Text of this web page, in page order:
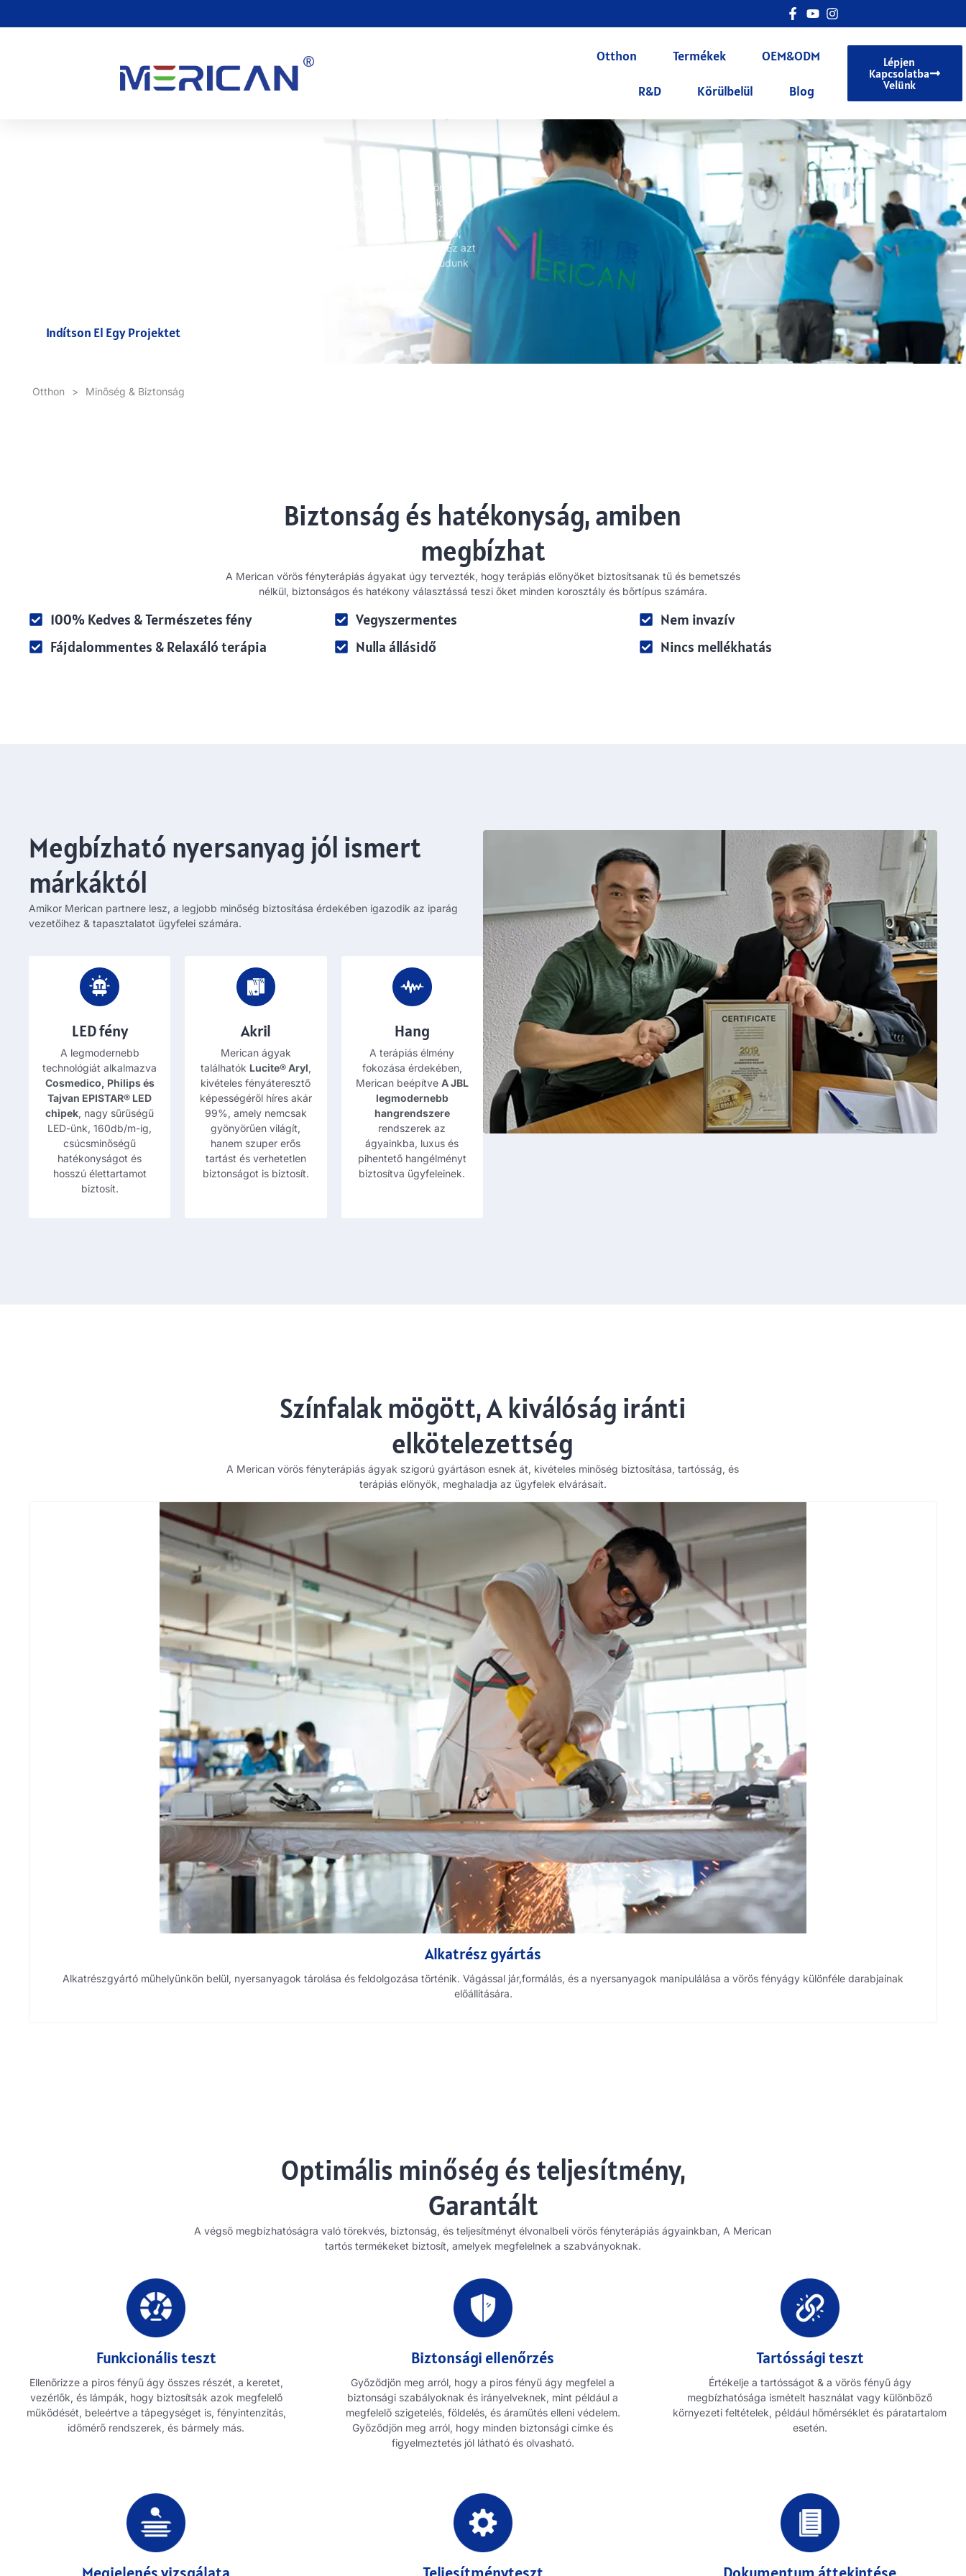
Otthon Termékek OEM&ODM
R&D Körülbelül Blog
Lépjen
Kapcsolatba
Velünk
A Merican elkötelezett a kiváló termékek kínálatában. Berendezéseinket sokszor ellenőrizzük és
teszteljük, hogy megbizonyosodjunk arról, hogy megfelelnek az iparági szabványoknak.
Termékeink ISO9001 és ISO13485 minőségirányítási rendszer tanúsítványt is kaptak. Ezek a
tanúsítványok azt mutatják, hogy az American Medical termékfejlesztési minőségirányítása,
gyártás, és a szolgáltatási folyamatok megfelelnek a fejlett nemzetközi szabványoknak. Ez azt
jelenti, hogy biztonságosabb és megbízhatóbb orvosi eszközöket és szolgáltatásokat tudunk
Indítson El Egy Projektet
Otthon > Minőség & Biztonság
Biztonság és hatékonyság, amiben
megbízhat
A Merican vörös fényterápiás ágyakat úgy tervezték, hogy terápiás előnyöket biztosítsanak tű és bemetszés
nélkül, biztonságos és hatékony választássá teszi őket minden korosztály és bőrtípus számára.
100% Kedves & Természetes fény
Fájdalommentes & Relaxáló terápia
Vegyszermentes
Nulla állásidő
Nem invazív
Nincs mellékhatás
Megbízható nyersanyag jól ismert
márkáktól
Amikor Merican partnere lesz, a legjobb minőség biztosítása érdekében igazodik az iparág
vezetőihez & tapasztalatot ügyfelei számára.
LED fény
A legmodernebb
technológiát alkalmazva
Cosmedico, Philips és
Tajvan EPISTAR® LED
chipek, nagy sűrűségű
LED-ünk, 160db/m-ig,
csúcsminőségű
hatékonyságot és
hosszú élettartamot
biztosít.
Akril
Merican ágyak
találhatók Lucite® Aryl,
kivételes fényáteresztő
képességéről híres akár
99%, amely nemcsak
gyönyörűen világít,
hanem szuper erős
tartást és verhetetlen
biztonságot is biztosít.
Hang
A terápiás élmény
fokozása érdekében,
Merican beépítve A JBL
legmodernebb
hangrendszere
rendszerek az
ágyainkba, luxus és
pihentető hangélményt
biztosítva ügyfeleinek.
Színfalak mögött, A kiválóság iránti
elkötelezettség
A Merican vörös fényterápiás ágyak szigorú gyártáson esnek át, kivételes minőség biztosítása, tartósság, és
terápiás előnyök, meghaladja az ügyfelek elvárásait.
Alkatrész gyártás
Alkatrészgyártó műhelyünkön belül, nyersanyagok tárolása és feldolgozása történik. Vágással jár,formálás, és a nyersanyagok manipulálása a vörös fényágy különféle darabjainak
előállítására.
Optimális minőség és teljesítmény,
Garantált
A végső megbízhatóságra való törekvés, biztonság, és teljesítményt élvonalbeli vörös fényterápiás ágyainkban, A Merican
tartós termékeket biztosít, amelyek megfelelnek a szabványoknak.
Funkcionális teszt
Ellenőrizze a piros fényű ágy összes részét, a keretet,
vezérlők, és lámpák, hogy biztosítsák azok megfelelő
működését, beleértve a tápegységet is, fényintenzitás,
időmérő rendszerek, és bármely más.
Biztonsági ellenőrzés
Győződjön meg arról, hogy a piros fényű ágy megfelel a
biztonsági szabályoknak és irányelveknek, mint például a
megfelelő szigetelés, földelés, és áramütés elleni védelem.
Győződjön meg arról, hogy minden biztonsági címke és
figyelmeztetés jól látható és olvasható.
Tartóssági teszt
Értékelje a tartósságot & a vörös fényű ágy
megbízhatósága ismételt használat vagy különböző
környezeti feltételek, például hőmérséklet és páratartalom
esetén.